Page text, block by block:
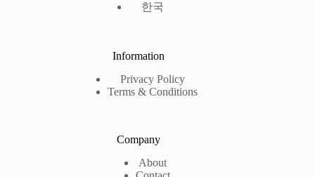
한국
Information
Privacy Policy
Terms & Conditions
Company
About